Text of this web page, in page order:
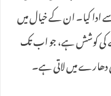
ادا کیا۔ ان کے خیال میں
کی کوشش ہے، جو اب تک
دھارے میں لاتی ہے۔